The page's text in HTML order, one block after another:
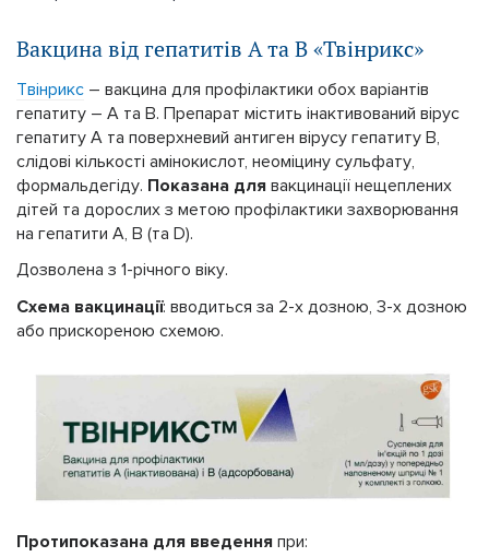
Вакцина від гепатитів А та В «Твінрикс»
Твінрикс – вакцина для профілактики обох варіантів
гепатиту – А та В. Препарат містить інактивований вірус
гепатиту А та поверхневий антиген вірусу гепатиту В,
слідові кількості амінокислот, неоміцину сульфату,
формальдегіду. Показана для вакцинації нещеплених
дітей та дорослих з метою профілактики захворювання
на гепатити А, В (та D).
Дозволена з 1-річного віку.
Схема вакцинації: вводиться за 2-х дозною, 3-х дозною
або прискореною схемою.
Протипоказана для введення при: